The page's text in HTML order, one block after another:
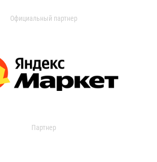
Официальный партнер
Партнер